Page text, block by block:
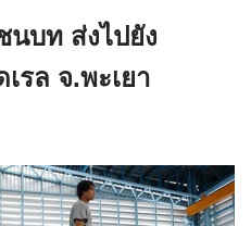
นบท ส่งไปยัง
รล จ.พะเยา